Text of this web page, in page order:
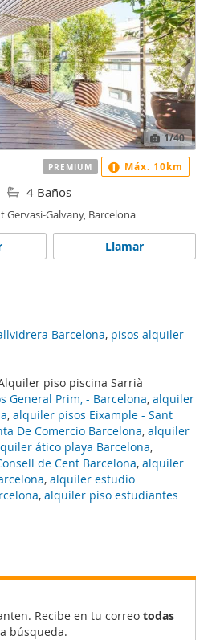
piso piscina Sarrià
General Prim, - Barcelona, alquiler
, alquiler pisos Eixample - Sant
De Comercio Barcelona, alquiler
ático playa Barcelona,
de Cent Barcelona, alquiler
, alquiler estudio
, alquiler piso estudiantes
1/40
4 Baños
Gervasi-Galvany, Barcelona
Llamar
PREMIUM Máx. 10km
Barcelona, pisos alquiler
Recibe en tu correo todas
búsqueda.